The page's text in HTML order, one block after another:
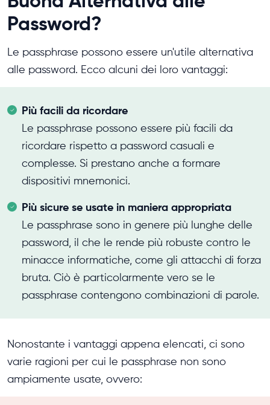
Password?
Le passphrase possono essere un'utile alternativa
alle password. Ecco alcuni dei loro vantaggi:
Più facili da ricordare
Le passphrase possono essere più facili da
ricordare rispetto a password casuali e
complesse. Si prestano anche a formare
dispositivi mnemonici.
Più sicure se usate in maniera appropriata
Le passphrase sono in genere più lunghe delle
password, il che le rende più robuste contro le
minacce informatiche, come gli attacchi di forza
bruta. Ciò è particolarmente vero se le
passphrase contengono combinazioni di parole.
Nonostante i vantaggi appena elencati, ci sono
varie ragioni per cui le passphrase non sono
ampiamente usate, ovvero: